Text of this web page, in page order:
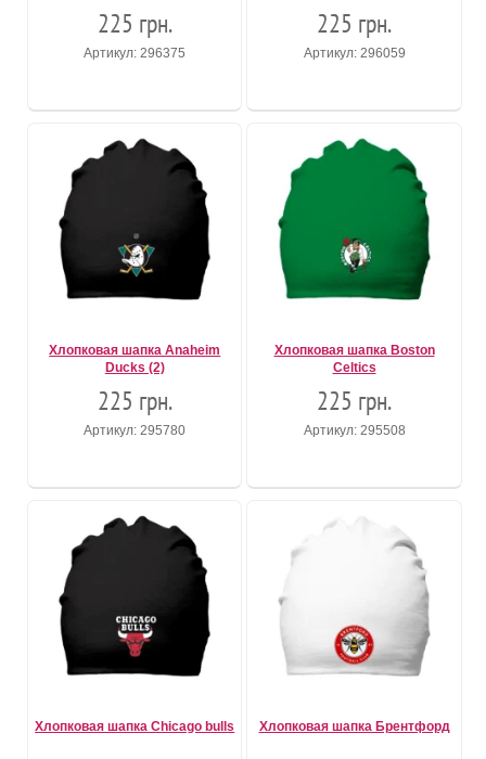
225 грн.
Артикул: 296375
225 грн.
Артикул: 296059
Хлопковая шапка Anaheim
Ducks (2)
225 грн.
Артикул: 295780
Хлопковая шапка Boston
Celtics
225 грн.
Артикул: 295508
Хлопковая шапка Chicago bulls Хлопковая шапка Брентфорд